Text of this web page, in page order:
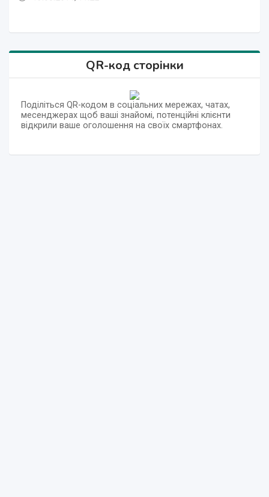
QR-код сторінки
Поділіться QR-кодом в соціальних мережах, чатах,
месенджерах щоб ваші знайомі, потенційні клієнти
відкрили ваше оголошення на своїх смартфонах.